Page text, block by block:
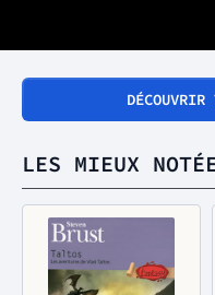
LES MIEUX